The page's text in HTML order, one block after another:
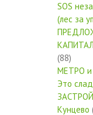
SOS
(лес за
(88)
МЕТРО
Это
Кунцево